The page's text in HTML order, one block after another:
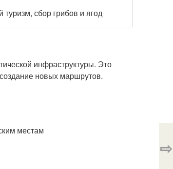
сбор грибов и ягод
инфраструктуры. Это
новых маршрутов.
местам
⇨